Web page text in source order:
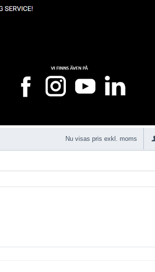
Nu visas pris exkl. moms